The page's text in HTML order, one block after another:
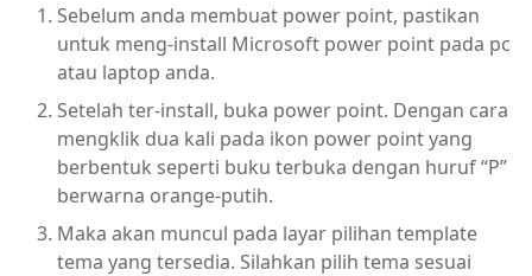
Sebelum anda membuat power point, pastikan
untuk meng-install Microsoft power point pada pc
atau laptop anda.
Setelah ter-install, buka power point. Dengan cara
mengklik dua kali pada ikon power point yang
berbentuk seperti buku terbuka dengan huruf “P”
berwarna orange-putih.
Maka akan muncul pada layar pilihan template
tema yang tersedia. Silahkan pilih tema sesuai